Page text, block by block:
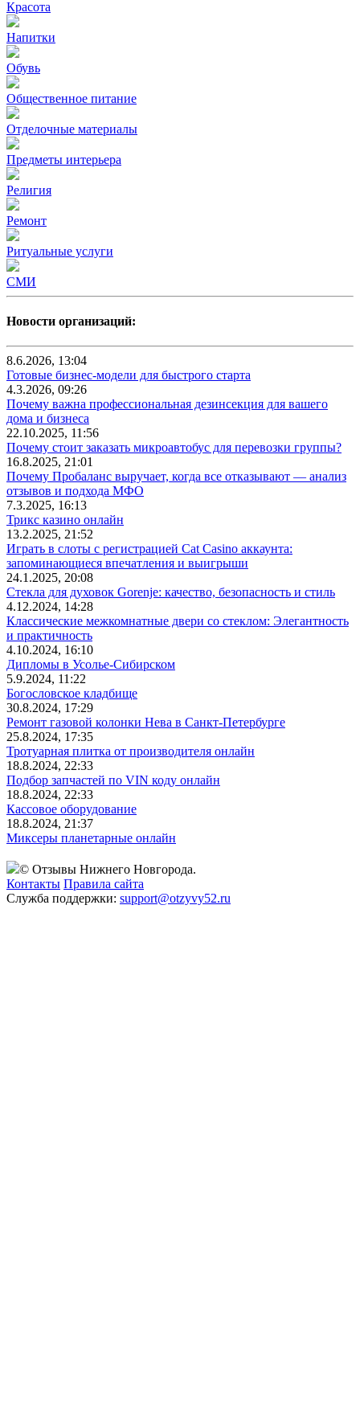
Красота
Напитки
Обувь
Общественное питание
Отделочные материалы
Предметы интерьера
Религия
Ремонт
Ритуальные услуги
СМИ
Новости организаций:
8.6.2026, 13:04
Готовые бизнес-модели для быстрого старта
4.3.2026, 09:26
Почему важна профессиональная дезинсекция для вашего
дома и бизнеса
22.10.2025, 11:56
Почему стоит заказать микроавтобус для перевозки группы?
16.8.2025, 21:01
Почему Пробаланс выручает, когда все отказывают — анализ
отзывов и подхода МФО
7.3.2025, 16:13
Трикс казино онлайн
13.2.2025, 21:52
Играть в слоты с регистрацией Cat Casino аккаунта:
запоминающиеся впечатления и выигрыши
24.1.2025, 20:08
Стекла для духовок Gorenje: качество, безопасность и стиль
4.12.2024, 14:28
Классические межкомнатные двери со стеклом: Элегантность
и практичность
4.10.2024, 16:10
Дипломы в Усолье-Сибирском
5.9.2024, 11:22
Богословское кладбище
30.8.2024, 17:29
Ремонт газовой колонки Нева в Санкт-Петербурге
25.8.2024, 17:35
Тротуарная плитка от производителя онлайн
18.8.2024, 22:33
Подбор запчастей по VIN коду онлайн
18.8.2024, 22:33
Кассовое оборудование
18.8.2024, 21:37
Миксеры планетарные онлайн
© Отзывы Нижнего Новгорода.
Контакты Правила сайта
Служба поддержки: support@otzyvy52.ru